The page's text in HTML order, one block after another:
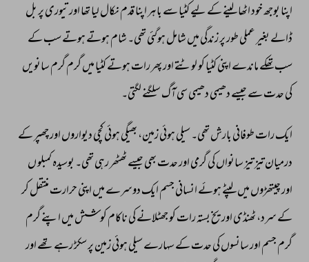
اپنا بوجھ خود اٹھا لینے کے لیے کٹیا سے باہر اپنا قدم نکال لیا تھا اور تیوری پر بل
ڈالے بغیر عملی طور پر زندگی میں شامل ہوگئی تھی۔ شام ہوتے ہوتے سب کے
سب تھکے ماندے اپنی کٹیا کو لوٹتے اور پھر رات ہوتے کٹیا میں گرم گرم سانویں
کی حدت سے جیسے دھیمی دھیمی سی آگ سلگنے لگتی۔
ایک رات طوفانی بارش تھی۔ سیلی ہوئی زمین، بھیگی ہوئی کچی دیواروں اور چھپر کے
درمیان تیز تیز سانواں کی گرمی اور حدت بھی جیسے ٹھٹھر رہی تھی۔ بوسیدہ کمبلو ں
اور چیتھڑوں میں لپٹے ہوئے انسانی جسم ایک دوسرے میں اپنی حرارت منتقل کر
کے سرد، ٹھنڈی اور یخ بستہ رات کو جھٹلانے کی ناکام کوشش میں اپنے گرم
گرم جسم اور سانسوں کی حدت کے سہارے سیلی ہوئی زمین پر سکڑ رہے تھے اور